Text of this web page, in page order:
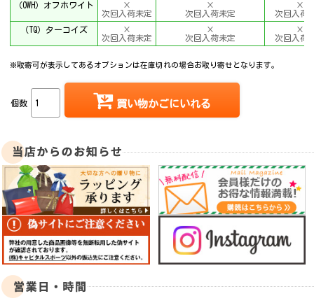
（OWH）オフホワイト
×
次回入荷未定
×
次回入荷未定
×
次回入荷
（TQ）ターコイズ
×
次回入荷未定
×
次回入荷未定
×
次回入荷
※取寄可が表示してあるオプションは在庫切れの場合お取り寄せとなります。
個数 買い物かごにいれる